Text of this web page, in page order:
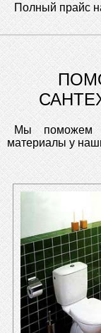
Полный прайс
Мы поможем
материалы у